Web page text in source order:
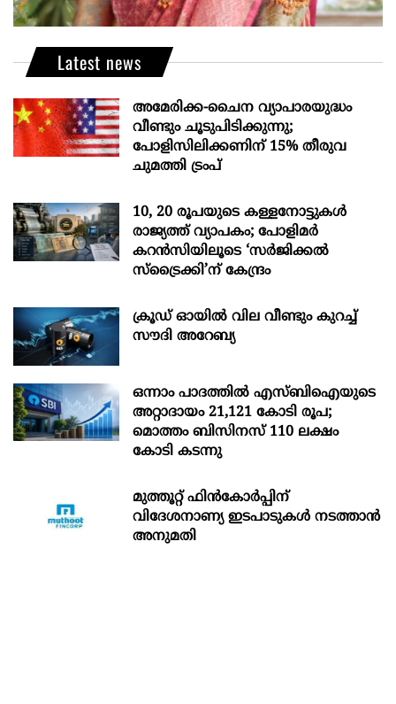
Latest news
അമേരിക്ക-ചൈന വ്യാപാരയുദ്ധം
വീണ്ടും ചൂടുപിടിക്കുന്നു;
പോളിസിലിക്കണിന് 15% തീരുവ
ചുമത്തി ട്രംപ്
10, 20 രൂപയുടെ കള്ളനോട്ടുകൾ
രാജ്യത്ത് വ്യാപകം; പോളിമർ
കറൻസിയിലൂടെ ‘സർജിക്കൽ
സ്ട്രെെക്കി’ന് കേന്ദ്രം
ക്രൂഡ് ഓയിൽ വില വീണ്ടും കുറച്ച്
സൗദി അറേബ്യ
ഒന്നാം പാദത്തിൽ എസ്ബിഐയുടെ
അറ്റാദായം 21,121 കോടി രൂപ;
മൊത്തം ബിസിനസ് 110 ലക്ഷം
കോടി കടന്നു
മുത്തൂറ്റ് ഫിൻകോർപ്പിന്
വിദേശനാണ്യ ഇടപാടുകൾ നടത്താൻ
അനുമതി